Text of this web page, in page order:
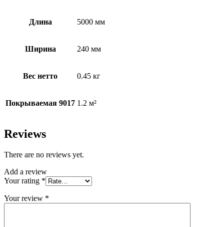
Длина 5000 мм
Ширина 240 мм
Вес нетто 0.45 кг
Покрываемая 9017 1.2 м²
Reviews
There are no reviews yet.
Add a review
Your rating *
Your review *